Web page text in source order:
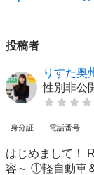
投稿者
りすた奥
性別非公
身分証 電話番号
はじめまして！
容～ ①軽自動車